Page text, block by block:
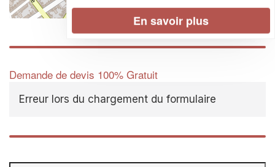
Demande de devis 100% Gratuit
Erreur lors du chargement du formulaire
En savoir plus